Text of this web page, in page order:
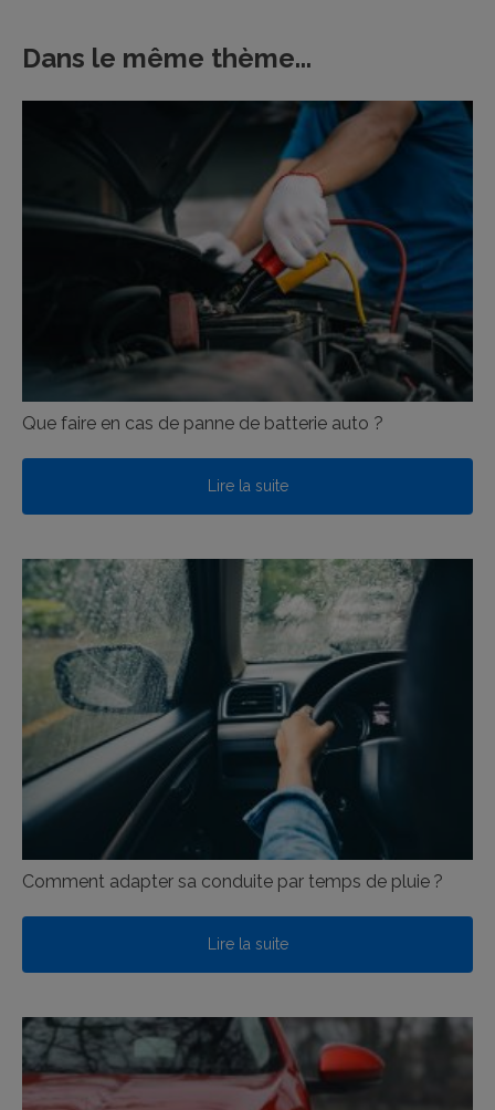
Dans le même thème...
Que faire en cas de panne de batterie auto ?
Lire la suite
Comment adapter sa conduite par temps de pluie ?
Lire la suite